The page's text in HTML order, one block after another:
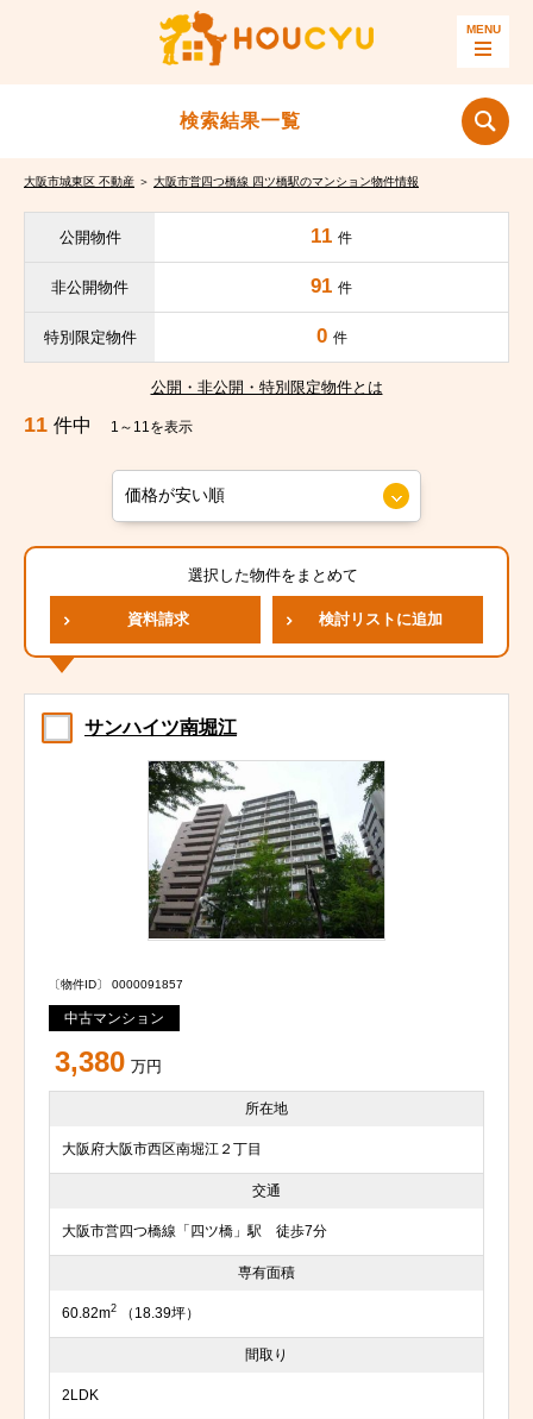
検索結果一覧
大阪市城東区 不動産 ＞ 大阪市営四つ橋線 四ツ橋駅のマンション物件情報
公開物件 11 件
非公開物件 91 件
特別限定物件 0 件
公開・非公開・特別限定物件とは
11 件中 1～11を表示
選択した物件をまとめて
資料請求 検討リストに追加
サンハイツ南堀江
〔物件ID〕 0000091857
中古マンション
3,380 万円
所在地
大阪府大阪市西区南堀江２丁目
交通
大阪市営四つ橋線「四ツ橋」駅 徒歩7分
専有面積
60.82m2 （18.39坪）
間取り
2LDK